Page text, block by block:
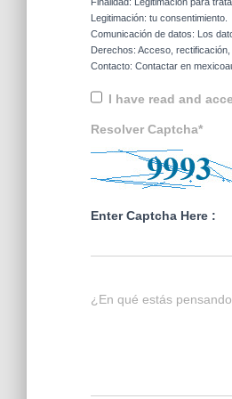
Legitimación: tu consentimiento.
Comunicación de datos: Los
Derechos: Acceso, rectificación,
Contacto: Contactar en
I have read and
Resolver Captcha*
Enter Captcha Here :
¿En qué estás